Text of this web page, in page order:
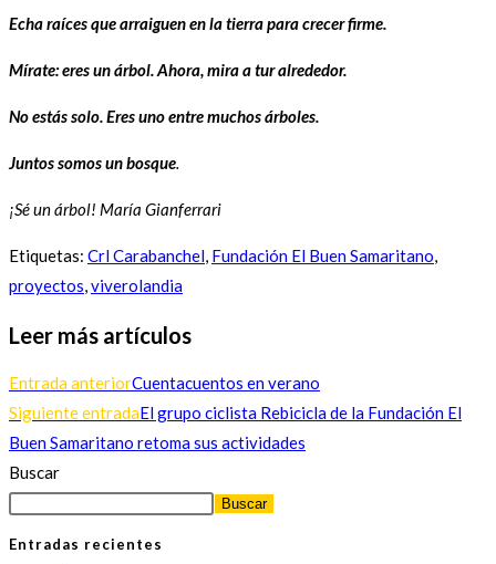
Echa raíces que arraiguen en la tierra para crecer firme.
Mírate: eres un árbol. Ahora, mira a tur alrededor.
No estás solo. Eres uno entre muchos árboles.
Juntos somos un bosque.
¡Sé un árbol! María Gianferrari
Etiquetas: Crl Carabanchel, Fundación El Buen Samaritano,
proyectos,viverolandia
Leer más artículos
Entrada anteriorCuentacuentos en verano
Siguiente entradaEl grupo ciclista Rebicicla de la Fundación El
Buen Samaritano retoma sus actividades
Buscar
Buscar
Entradas recientes